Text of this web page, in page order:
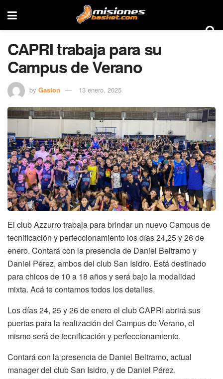
CAPRI trabaja para su
Campus de Verano
by Gaston 13 enero, 2025
El club Azzurro trabaja para brindar un nuevo Campus de
tecnificación y perfeccionamiento los días 24,25 y 26 de
enero. Contará con la presencia de Daniel Beltramo y
Daniel Pérez, ambos del club San Isidro. Está destinado
para chicos de 10 a 18 años y será bajo la modalidad
mixta. Acá te contamos todos los detalles.
Los días 24, 25 y 26 de enero el club CAPRI abrirá sus
puertas para la realización del Campus de Verano, el
mismo será de tecnificación y perfeccionamiento.
Contará con la presencia de Daniel Beltramo, actual
manager del club San Isidro, y de Daniel Pérez,